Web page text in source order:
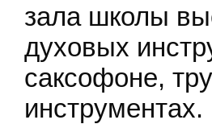
зала школы
духовых
саксофоне,
инструментах.